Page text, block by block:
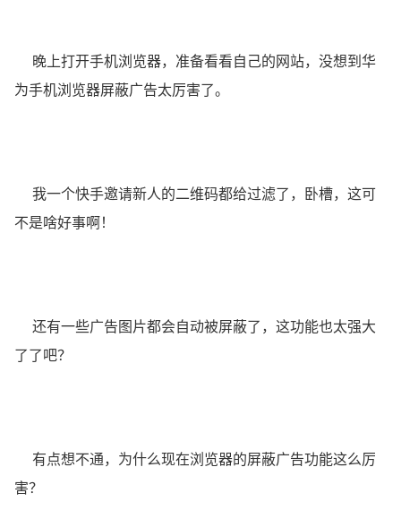
晚上打开手机浏览器，准备看看自己的网站，没想到华
为手机浏览器屏蔽广告太厉害了。
我一个快手邀请新人的二维码都给过滤了，卧槽，这可
不是啥好事啊！
还有一些广告图片都会自动被屏蔽了，这功能也太强大
了了吧？
有点想不通，为什么现在浏览器的屏蔽广告功能这么厉
害？